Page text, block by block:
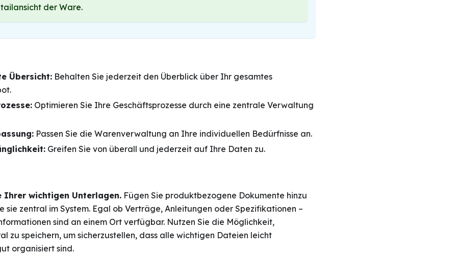
der Ware.
Übersicht: Behalten Sie jederzeit den Überblick über Ihr gesamtes
Optimieren Sie Ihre Geschäftsprozesse durch eine zentrale Verwaltung
Passen Sie die Warenverwaltung an Ihre individuellen Bedürfnisse an.
Greifen Sie von überall und jederzeit auf Ihre Daten zu.
Ihrer wichtigen Unterlagen. Fügen Sie produktbezogene Dokumente hinzu
sie zentral im System. Egal ob Verträge, Anleitungen oder Spezifikationen –
sind an einem Ort verfügbar. Nutzen Sie die Möglichkeit,
zu speichern, um sicherzustellen, dass alle wichtigen Dateien leicht
organisiert sind.